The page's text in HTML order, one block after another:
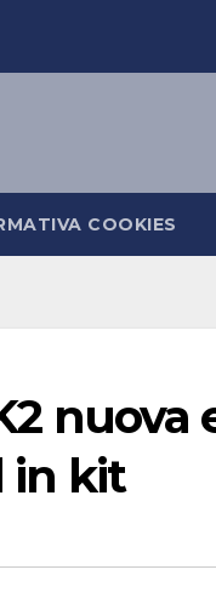
COOKIES
in kit